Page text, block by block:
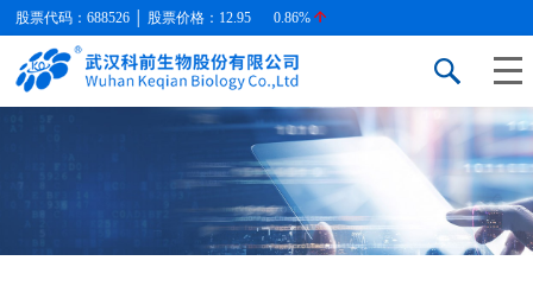
股票代码：688526 │ 股票价格： 12.95 0.86%